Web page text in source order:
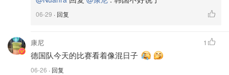
06-29 · 回复
康尼
德国队今天的比赛看着像混日子
06-26 · 回复
1